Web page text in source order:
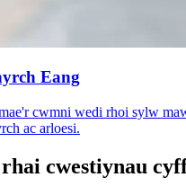
Eang
cwmni wedi rhoi sylw
ac arloesi.
cwestiynau